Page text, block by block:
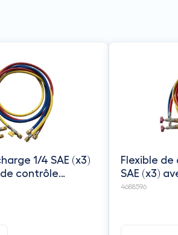
1/4 SAE (x3)
contrôle
60-A-38010 -
Flexible de
SAE (x3)
contrôle
4688596